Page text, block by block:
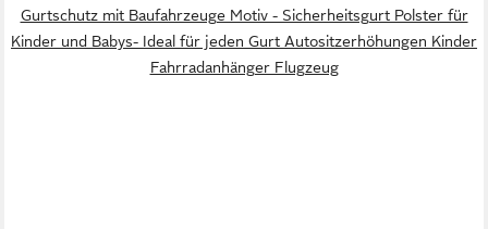
Gurtschutz mit Baufahrzeuge Motiv - Sicherheitsgurt Polster für
Kinder und Babys- Ideal für jeden Gurt Autositzerhöhungen Kinder
Fahrradanhänger Flugzeug